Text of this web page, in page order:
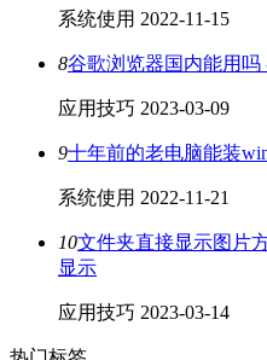
系统使用 2022-11-15
8谷歌浏览器国内能用
应用技巧 2023-03-09
9十年前的老电脑能装
系统使用 2022-11-21
10文件夹直接显示图片
显示
应用技巧 2023-03-14